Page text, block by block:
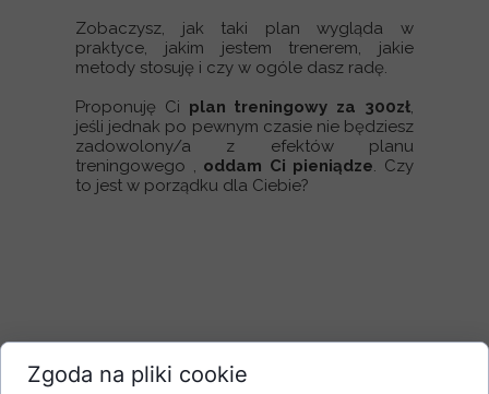
Formularz konsultacji - trening
Zobaczysz, jak taki plan wygląda w
praktyce, jakim jestem trenerem, jakie
metody stosuję i czy w ogóle dasz radę.
Proponuję Ci plan treningowy za 300zł,
jeśli jednak po pewnym czasie nie będziesz
zadowolony/a z efektów planu
treningowego , oddam Ci pieniądze. Czy
to jest w porządku dla Ciebie?
Zgoda na pliki cookie